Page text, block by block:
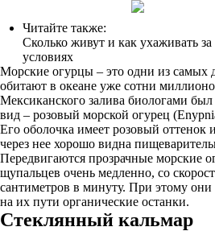
Читайте также:
Сколько живут и как ухаживать
условиях
Морские огурцы – это одни из самых
обитают в океане уже сотни
Мексиканского залива биологами
вид – розовый морской огурец
Его оболочка имеет розовый оттенок
через нее хорошо видна
Передвигаются прозрачные морские
щупальцев очень медленно, со
сантиметров в минуту. При этому
на их пути органические останки.
Стеклянный кальмар